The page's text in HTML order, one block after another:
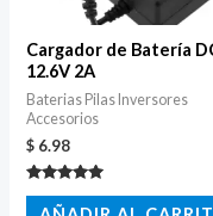
Cargador de Batería
12.6V 2A
Baterias Pilas Inversores
Accesorios
$ 6.98
Valorado
con